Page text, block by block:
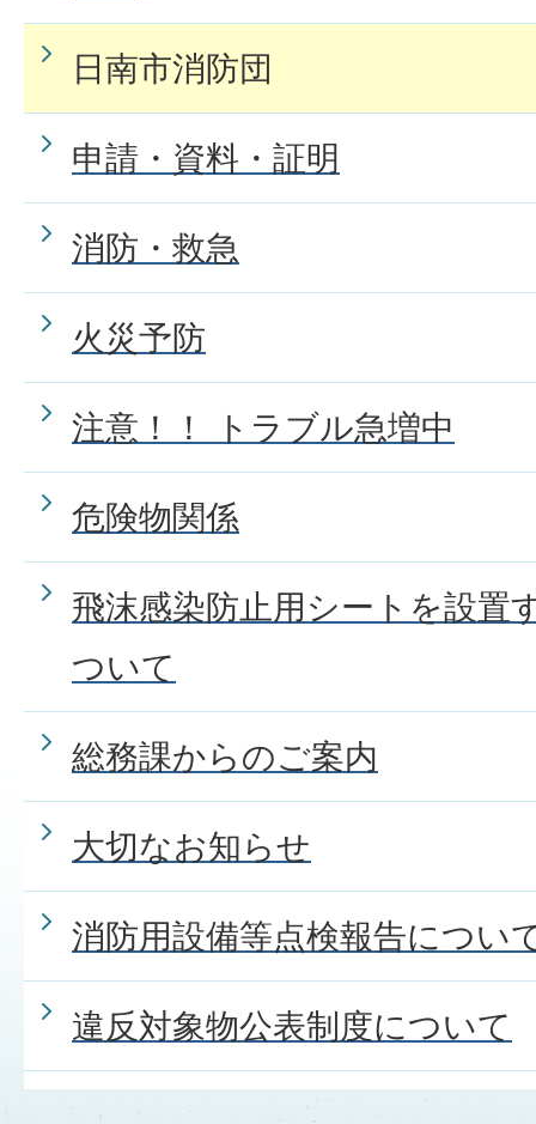
日南市消防団
申請・資料・証明
消防・救急
火災予防
注意！！ トラブル急増中
危険物関係
飛沫感染防止用シートを設置
ついて
総務課からのご案内
大切なお知らせ
消防用設備等点検報告につい
違反対象物公表制度について